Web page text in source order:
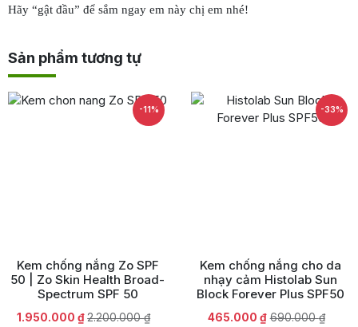
Hãy “gật đầu” để sắm ngay em này chị em nhé!
Sản phẩm tương tự
-11%
Kem chống nắng Zo SPF
50 | Zo Skin Health Broad-
Spectrum SPF 50
2.200.000₫
Giá
1.950.000 ₫ Giá
-33%
Kem chống nắng cho da
nhạy cảm Histolab Sun
Block Forever Plus SPF50
690.000₫
Giá
465.000₫Giá